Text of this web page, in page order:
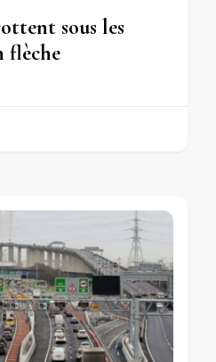
sous les
flèche